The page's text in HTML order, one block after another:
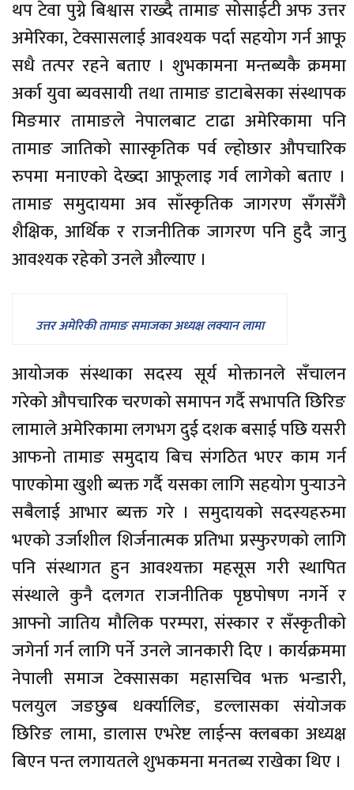
थप टेवा पुग्ने बिश्वास राख्दै तामाङ सोसाईटी अफ उत्तर
अमेरिका, टेक्सासलाई आवश्यक पर्दा सहयोग गर्न आफू
सधै तत्पर रहने बताए । शुभकामना मन्तब्यकै क्रममा
अर्का युवा ब्यवसायी तथा तामाङ डाटाबेसका संस्थापक
मिङमार तामाङले नेपालबाट टाढा अमेरिकामा पनि
तामाङ जातिको साास्कृतिक पर्व ल्होछार औपचारिक
रुपमा मनाएको देख्दा आफूलाइ गर्व लागेको बताए ।
तामाङ समुदायमा अव साँस्कृतिक जागरण सँगसँगै
शैक्षिक, आर्थिक र राजनीतिक जागरण पनि हुदै जानु
आवश्यक रहेको उनले औल्याए ।
उत्तर अमेरिकी तामाङ समाजका अध्यक्ष लक्यान लामा
आयोजक संस्थाका सदस्य सूर्य मोक्तानले सँचालन
गरेको औपचारिक चरणको समापन गर्दै सभापति छिरिङ
लामाले अमेरिकामा लगभग दुई दशक बसाई पछि यसरी
आफनो तामाङ समुदाय बिच संगठित भएर काम गर्न
पाएकोमा खुशी ब्यक्त गर्दै यसका लागि सहयोग पुर्‍याउने
सबैलाई आभार ब्यक्त गरे । समुदायको सदस्यहरुमा
भएको उर्जाशील शिर्जनात्मक प्रतिभा प्रस्फुरणको लागि
पनि संस्थागत हुन आवश्यक्ता महसूस गरी स्थापित
संस्थाले कुनै दलगत राजनीतिक पृष्ठपोषण नगर्ने र
आफ्नो जातिय मौलिक परम्परा, संस्कार र सँस्कृतीको
जगेर्ना गर्न लागि पर्ने उनले जानकारी दिए । कार्यक्रममा
नेपाली समाज टेक्सासका महासचिव भक्त भन्डारी,
पलयुल जङछुब धर्क्यालिङ, डल्लासका संयोजक
छिरिङ लामा, डालास एभरेष्ट लाईन्स क्लबका अध्यक्ष
बिएन पन्त लगायतले शुभकमना मनतब्य राखेका थिए ।